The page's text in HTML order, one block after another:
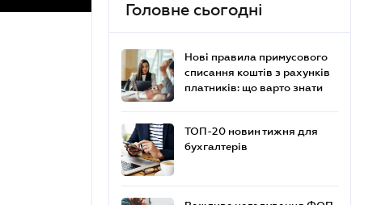
Головне сьогодні
Нові правила примусового
списання коштів з рахунків
платників: що варто знати
ТОП-20 новин тижня для
бухгалтерів